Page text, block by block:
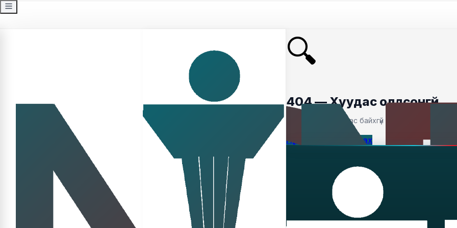
🔍
404 — Хуудас олдсонгүй
Таны хайсан хуудас байхгүй байна.
Нүүр хуудас руу буцах